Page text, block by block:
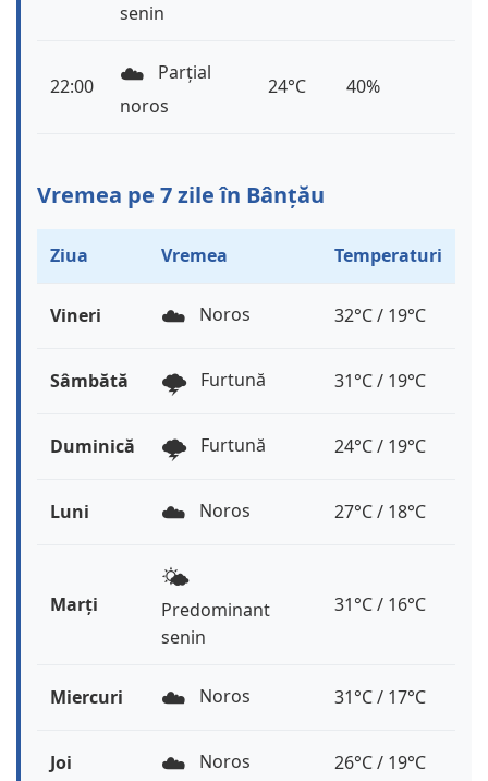
senin
22:00 ☁️
Parțial
noros
24°C 40%
Vremea pe 7 zile în Bânțău
Ziua Vremea Temperaturi
Vineri ☁️ Noros 32°C / 19°C
Sâmbătă 🌩️ Furtună 31°C / 19°C
Duminică 🌩️ Furtună 24°C / 19°C
Luni ☁️ Noros 27°C / 18°C
Marți
🌤️
Predominant
senin
31°C / 16°C
Miercuri ☁️ Noros 31°C / 17°C
Joi ☁️ Noros 26°C / 19°C